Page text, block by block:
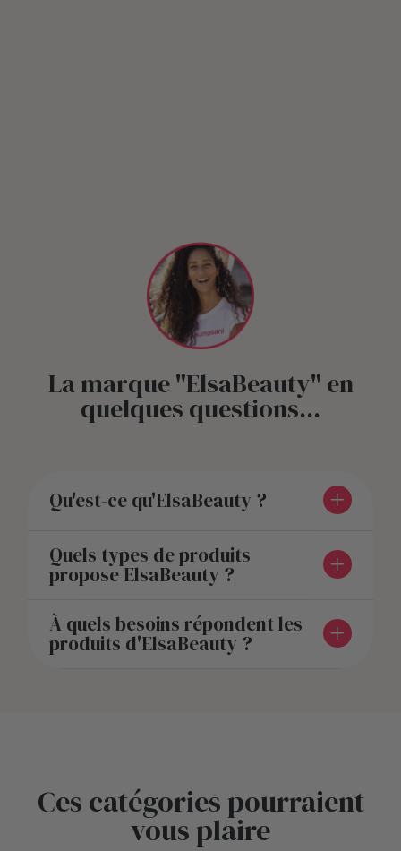
La marque "ElsaBeauty" en
quelques questions...
Qu'est-ce qu'ElsaBeauty ?
Quels types de produits
propose ElsaBeauty ?
À quels besoins répondent les
produits d'ElsaBeauty ?
Ces catégories pourraient
vous plaire